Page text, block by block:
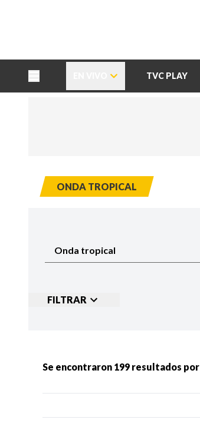
TVC PLAY
ONDA TROPICAL
FILTRAR
Categorias: NOTICIAS
Se encontraron 199 resultados por